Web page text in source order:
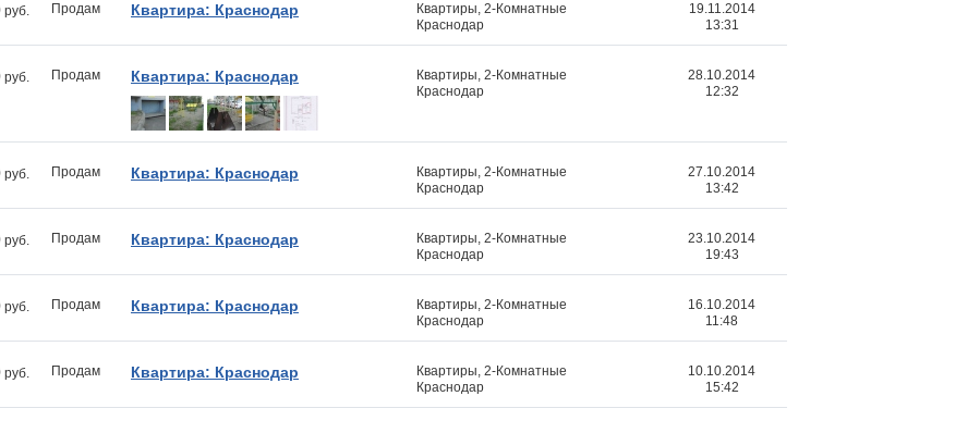
руб. Продам Квартира: Краснодар
Квартиры, 2-Комнатные
Краснодар
19.11.2014
13:31
руб. Продам Квартира: Краснодар
Квартиры, 2-Комнатные
Краснодар
28.10.2014
12:32
руб. Продам Квартира: Краснодар
Квартиры, 2-Комнатные
Краснодар
27.10.2014
13:42
руб. Продам Квартира: Краснодар
Квартиры, 2-Комнатные
Краснодар
23.10.2014
19:43
руб. Продам Квартира: Краснодар
Квартиры, 2-Комнатные
Краснодар
16.10.2014
11:48
руб. Продам Квартира: Краснодар
Квартиры, 2-Комнатные
Краснодар
10.10.2014
15:42